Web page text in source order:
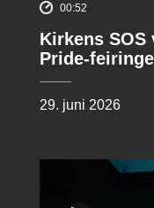
00:52
Kirkens
Pride-
29. juni 2026